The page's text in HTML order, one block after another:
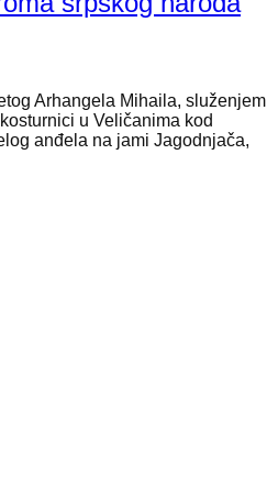
Arhangela Mihaila, služenjem
u Veličanima kod
anđela na jami Jagodnjača,